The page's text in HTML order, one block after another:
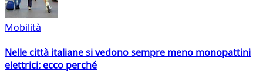
Mobilità
Nelle città italiane si vedono sempre meno monopattini
elettrici: ecco perché